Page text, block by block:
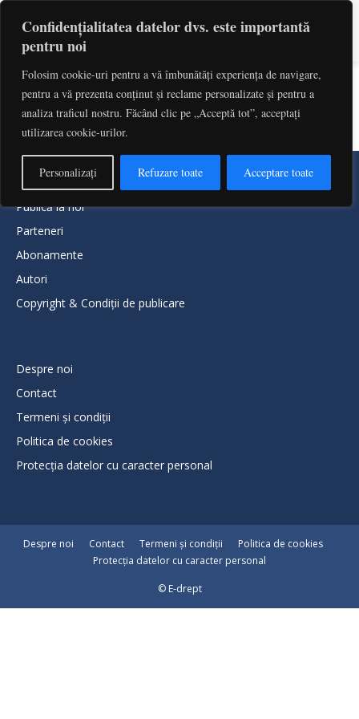
Confidențialitatea datelor dvs. este importantă
pentru noi
Folosim cookie-uri pentru a vă îmbunătăți experiența de navigare,
pentru a vă prezenta conținut și reclame personalizate și pentru a
analiza traficul nostru. Făcând clic pe „Acceptă tot”, acceptați
utilizarea cookie-urilor.
Personalizați Refuzare toate Acceptare toate
Content Restricted
Publică la noi
Parteneri
Abonamente
Autori
Copyright & Condiții de publicare
Despre noi
Contact
Termeni și condiții
Politica de cookies
Protecţia datelor cu caracter personal
Despre noi Contact Termeni și condiții
Politica de cookies
Protecţia datelor cu caracter personal
© E-drept